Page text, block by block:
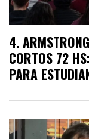
CORTOS 72
PARA